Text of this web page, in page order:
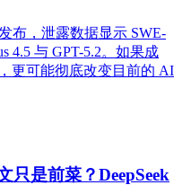
布，泄露数据显示 SWE-
4.5 与 GPT-5.2。如果成
更可能彻底改变目前的 AI
只是前菜？DeepSeek